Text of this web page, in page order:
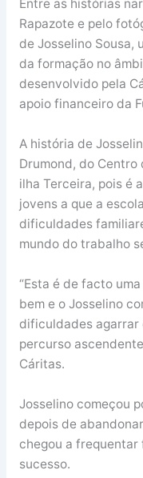
Entre as histórias
Rapazote e pelo
de Josselino Sousa,
da formação no
desenvolvido pela
apoio financeiro da
A história de
Drumond, do
ilha Terceira, pois é
jovens a que a
dificuldades
mundo do trabalho
“Esta é de facto
bem e o Josselino
dificuldades agarrar
percurso
Cáritas.
Josselino começou
depois de
chegou a frequentar
sucesso.